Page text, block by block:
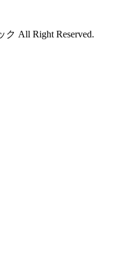
All Right Reserved.